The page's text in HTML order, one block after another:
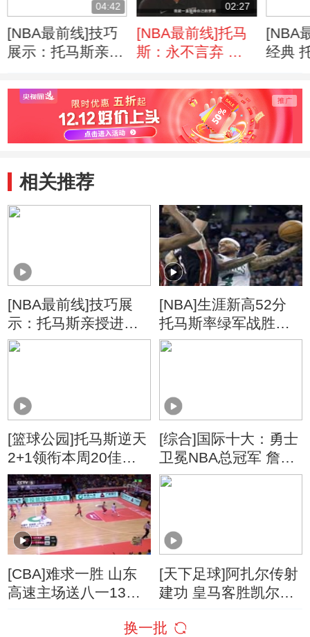
04:42
[NBA最前线]技巧
展示：托马斯亲授
02:27
[NBA最前线]托马
斯：永不言弃 下
[NBA
经典
相关推荐
[NBA最前线]技巧展
示：托马斯亲授进攻
必杀技
[NBA]生涯新高52分
托马斯率绿军战胜热
火
[篮球公园]托马斯逆天
2+1领衔本周20佳好
球
[综合]国际十大：勇士
卫冕NBA总冠军 詹姆
斯转投湖人改写格局
[CBA]难求一胜 山东
高速主场送八一13连
[天下足球]阿扎尔传射
建功 皇马客胜凯尔特
换一批